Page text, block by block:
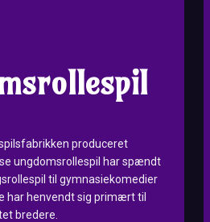
produceret
ungdomsrollespil har spændt
til gymnasiekomedier
har henvendt sig primært til
bredere.